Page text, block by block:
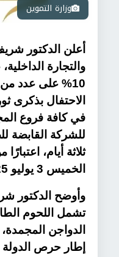
وزارة التموين
أعلن الدكتور
والتجارة
10% على عدد
في كافة فروع
للشركة القابضة
الخميس 3 يوليو 2025
وأوضح الدكتور
تشمل اللحوم
الدواجن
إطار حرص